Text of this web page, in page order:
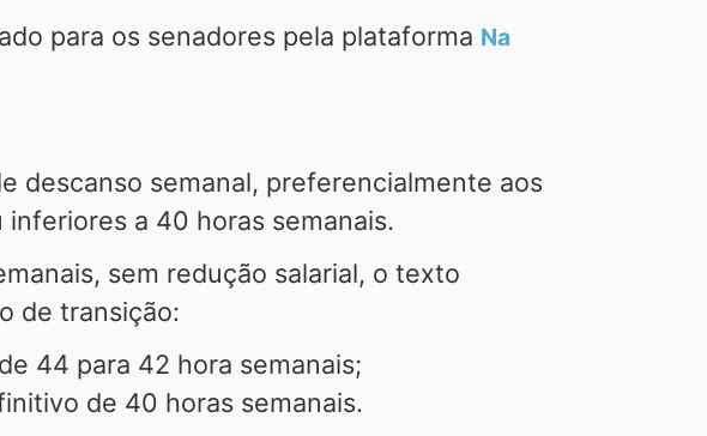
para os senadores pela plataforma Na
descanso semanal, preferencialmente aos
a 40 horas semanais.
sem redução salarial, o texto
de transição:
44 para 42 hora semanais;
de 40 horas semanais.